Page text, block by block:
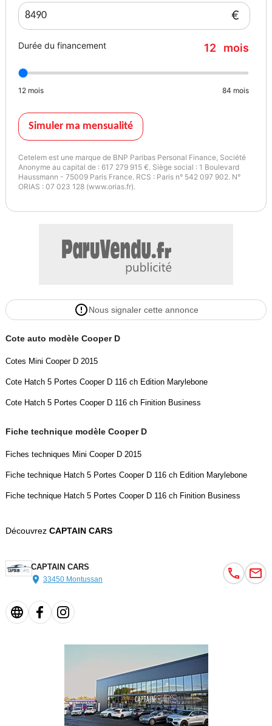
Jantes en alliage 15'' design "Heli Spoke" 5,5 J x 15 / pneumatiques
Sellerie tissu "Firework" Carbon Black
Système mains-libres Bluetooth niveau 1
Volant Sport gainé cuir
NOIR
116
€
Durée du financement 12 mois
12 mois 84 mois
Simuler ma mensualité
Cetelem est une marque de BNP Paribas Personal Finance, Société
Anonyme au capital de : 617 279 915 €. Siège social : 1 Boulevard
Haussmann - 75009 Paris France. RCS : Paris n° 542 097 902. N°
ORIAS : 07 023 128 (www.orias.fr).
Nous signaler cette annonce
Cote auto modèle Cooper D
Cotes Mini Cooper D 2015
Cote Hatch 5 Portes Cooper D 116 ch Edition Marylebone
Cote Hatch 5 Portes Cooper D 116 ch Finition Business
Fiche technique modèle Cooper D
Fiches techniques Mini Cooper D 2015
Fiche technique Hatch 5 Portes Cooper D 116 ch Edition Marylebone
Fiche technique Hatch 5 Portes Cooper D 116 ch Finition Business
Découvrez CAPTAIN CARS
CAPTAIN CARS
33450 Montussan